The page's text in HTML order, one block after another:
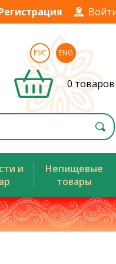
РУС ENG
0 товаров
и
Непищевые
товары